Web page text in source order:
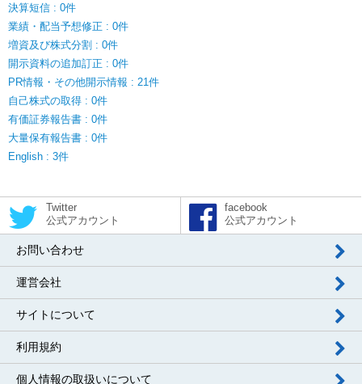
決算短信 : 0件
業績・配当予想修正 : 0件
増資及び株式分割 : 0件
開示資料の追加訂正 : 0件
PR情報・その他開示情報 : 21件
自己株式の取得 : 0件
有価証券報告書 : 0件
大量保有報告書 : 0件
English : 3件
Twitter
公式アカウント
facebook
公式アカウント
お問い合わせ
運営会社
サイトについて
利用規約
個人情報の取扱いについて